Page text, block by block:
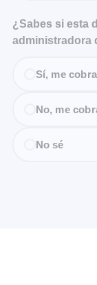
¿Sabes si esta
administradora
Sí, me
No, me
No sé